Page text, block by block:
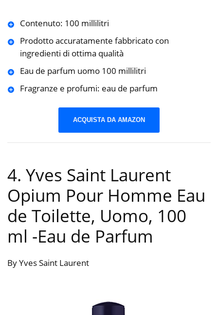
Contenuto: 100 millilitri
Prodotto accuratamente fabbricato con
ingredienti di ottima qualità
Eau de parfum uomo 100 millilitri
Fragranze e profumi: eau de parfum
ACQUISTA DA AMAZON
4. Yves Saint Laurent
Opium Pour Homme Eau
de Toilette, Uomo, 100
ml -Eau de Parfum
By Yves Saint Laurent